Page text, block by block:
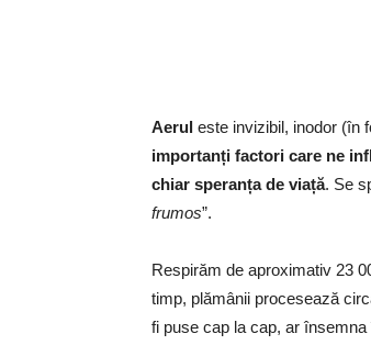
Aerul este invizibil, inodor (în
importanți factori care ne
chiar speranța de viață. Se
frumos”.
Respirăm de aproximativ 23
timp, plămânii procesează
fi puse cap la cap, ar